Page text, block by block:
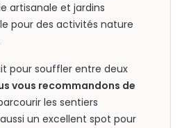
artisanale et jardins
pour des activités nature
pour souffler entre deux
vous recommandons de
les sentiers
un excellent spot pour